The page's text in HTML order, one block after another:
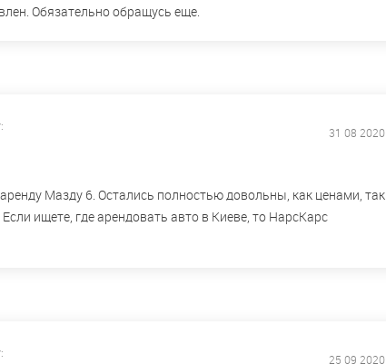
Обязательно обращусь еще.
31 08 2020
Мазду 6. Остались полностью довольны, как ценами, так
ищете, где арендовать авто в Киеве, то НарсКарс
25 09 2020